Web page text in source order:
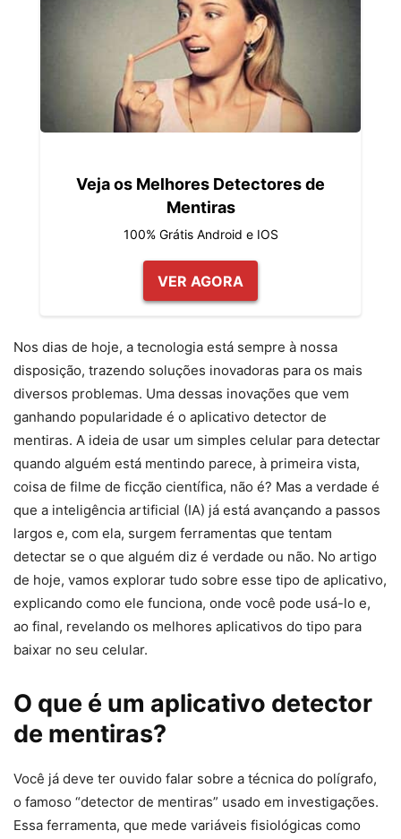
Veja os Melhores Detectores de
Mentiras
100% Grátis Android e IOS
VER AGORA
Nos dias de hoje, a tecnologia está sempre à nossa
disposição, trazendo soluções inovadoras para os mais
diversos problemas. Uma dessas inovações que vem
ganhando popularidade é o aplicativo detector de
mentiras. A ideia de usar um simples celular para detectar
quando alguém está mentindo parece, à primeira vista,
coisa de filme de ficção científica, não é? Mas a verdade é
que a inteligência artificial (IA) já está avançando a passos
largos e, com ela, surgem ferramentas que tentam
detectar se o que alguém diz é verdade ou não. No artigo
de hoje, vamos explorar tudo sobre esse tipo de aplicativo,
explicando como ele funciona, onde você pode usá-lo e,
ao final, revelando os melhores aplicativos do tipo para
baixar no seu celular.
O que é um aplicativo detector
de mentiras?
Você já deve ter ouvido falar sobre a técnica do polígrafo,
o famoso “detector de mentiras” usado em investigações.
Essa ferramenta, que mede variáveis fisiológicas como